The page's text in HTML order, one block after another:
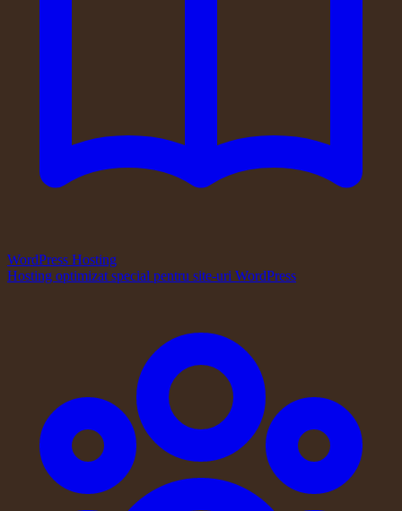
WordPress Hosting
Hosting optimizat special pentru site-uri WordPress